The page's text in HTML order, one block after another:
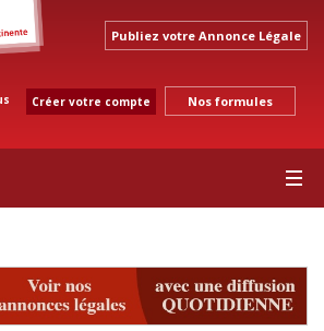
Publiez votre Annonce Légale
Créer votre compte Nos formules